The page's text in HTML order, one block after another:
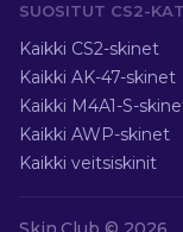
SUOSITUT CS2-
Kaikki CS2-skinet
Kaikki AK-47-skinet
Kaikki M4A1-S-
Kaikki AWP-skinet
Kaikki veitsiskinit